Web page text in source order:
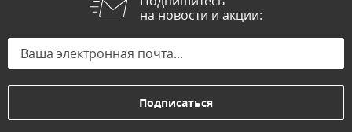
на новости и акции: